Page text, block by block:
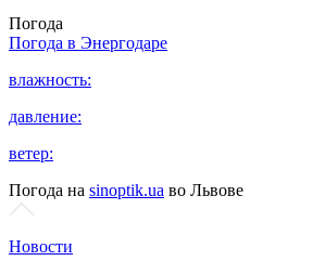
Погода
Погода в Энергодаре
влажность:
давление:
ветер:
Погода на sinoptik.ua во Львове
Новости